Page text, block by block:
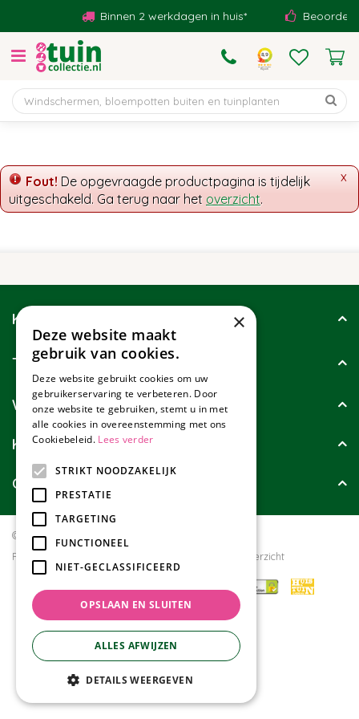
t
n
Binnen 2 werkdagen in huis*
x
Fout! De opgevraagde productpagina is tijdelijk
uitgeschakeld. Ga terug naar het overzicht.
Klantenservice
Tuincollectie
Wie zijn wij?
Klanten geven ons
Contact
© Tuincollectie.nl
Privacy policy
Tuincentrum Overzicht
×
Deze website maakt
gebruik van cookies.
Deze website gebruikt cookies om uw
gebruikerservaring te verbeteren. Door
onze website te gebruiken, stemt u in met
alle cookies in overeenstemming met ons
Cookiebeleid. Lees verder
STRIKT NOODZAKELIJK
PRESTATIE
TARGETING
FUNCTIONEEL
NIET-GECLASSIFICEERD
OPSLAAN EN SLUITEN
ALLES AFWIJZEN
DETAILS WEERGEVEN